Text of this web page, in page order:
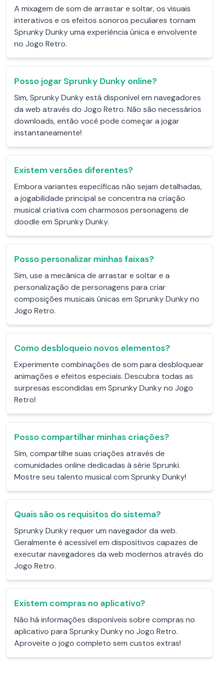
A mixagem de som de arrastar e soltar, os visuais
interativos e os efeitos sonoros peculiares tornam
Sprunky Dunky uma experiência única e envolvente
no Jogo Retro.
Posso jogar Sprunky Dunky online?
Sim, Sprunky Dunky está disponível em navegadores
da web através do Jogo Retro. Não são necessários
downloads, então você pode começar a jogar
instantaneamente!
Existem versões diferentes?
Embora variantes específicas não sejam detalhadas,
a jogabilidade principal se concentra na criação
musical criativa com charmosos personagens de
doodle em Sprunky Dunky.
Posso personalizar minhas faixas?
Sim, use a mecânica de arrastar e soltar e a
personalização de personagens para criar
composições musicais únicas em Sprunky Dunky no
Jogo Retro.
Como desbloqueio novos elementos?
Experimente combinações de som para desbloquear
animações e efeitos especiais. Descubra todas as
surpresas escondidas em Sprunky Dunky no Jogo
Retro!
Posso compartilhar minhas criações?
Sim, compartilhe suas criações através de
comunidades online dedicadas à série Sprunki.
Mostre seu talento musical com Sprunky Dunky!
Quais são os requisitos do sistema?
Sprunky Dunky requer um navegador da web.
Geralmente é acessível em dispositivos capazes de
executar navegadores da web modernos através do
Jogo Retro.
Existem compras no aplicativo?
Não há informações disponíveis sobre compras no
aplicativo para Sprunky Dunky no Jogo Retro.
Aproveite o jogo completo sem custos extras!